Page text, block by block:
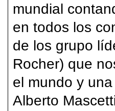
mundial
en todos los
de los grupo
Rocher) que
el mundo y
Alberto